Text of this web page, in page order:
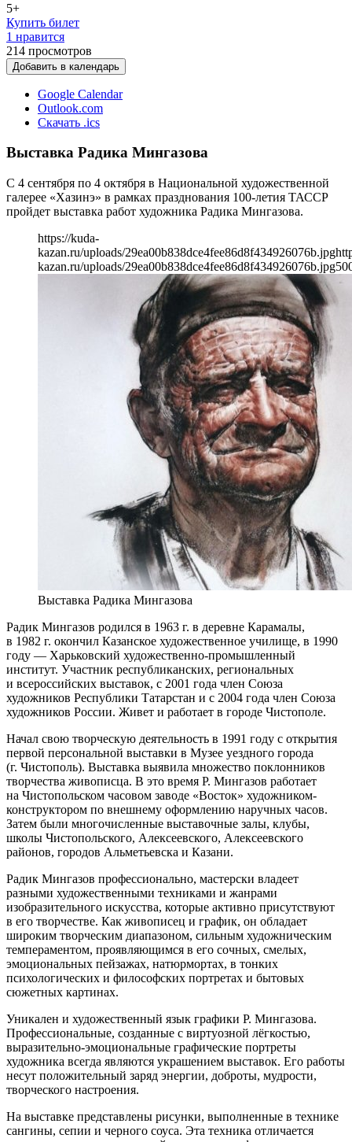
5+
Купить билет
1 нравится
214 просмотров
Добавить в календарь
Google Calendar
Outlook.com
Скачать .ics
Выставка Радика Мингазова
С 4 сентября по 4 октября в Национальной художественной
галерее «Хазинэ» в рамках празднования 100-летия ТАССР
пройдет выставка работ художника Радика Мингазова.
https://kuda-
kazan.ru/uploads/29ea00b838dce4fee86d8f434926076b.jpg
kazan.ru/uploads/29ea00b838dce4fee86d8f434926076b.jpg
Выставка Радика Мингазова
Радик Мингазов родился в 1963 г. в деревне Карамалы,
в 1982 г. окончил Казанское художественное училище, в 1990
году — Харьковский художественно-промышленный
институт. Участник республиканских, региональных
и всероссийских выставок, с 2001 года член Союза
художников Республики Татарстан и с 2004 года член Союза
художников России. Живет и работает в городе Чистополе.
Начал свою творческую деятельность в 1991 году с открытия
первой персональной выставки в Музее уездного города
(г. Чистополь). Выставка выявила множество поклонников
творчества живописца. В это время Р. Мингазов работает
на Чистопольском часовом заводе «Восток» художником-
конструктором по внешнему оформлению наручных часов.
Затем были многочисленные выставочные залы, клубы,
школы Чистопольского, Алексеевского, Алексеевского
районов, городов Альметьевска и Казани.
Радик Мингазов профессионально, мастерски владеет
разными художественными техниками и жанрами
изобразительного искусства, которые активно присутствуют
в его творчестве. Как живописец и график, он обладает
широким творческим диапазоном, сильным художническим
темпераментом, проявляющимся в его сочных, смелых,
эмоциональных пейзажах, натюрмортах, в тонких
психологических и философских портретах и бытовых
сюжетных картинах.
Уникален и художественный язык графики Р. Мингазова.
Профессиональные, созданные с виртуозной лёгкостью,
выразительно-эмоциональные графические портреты
художника всегда являются украшением выставок. Его работы
несут положительный заряд энергии, доброты, мудрости,
творческого настроения.
На выставке представлены рисунки, выполненные в технике
сангины, сепии и черного соуса. Эта техника отличается